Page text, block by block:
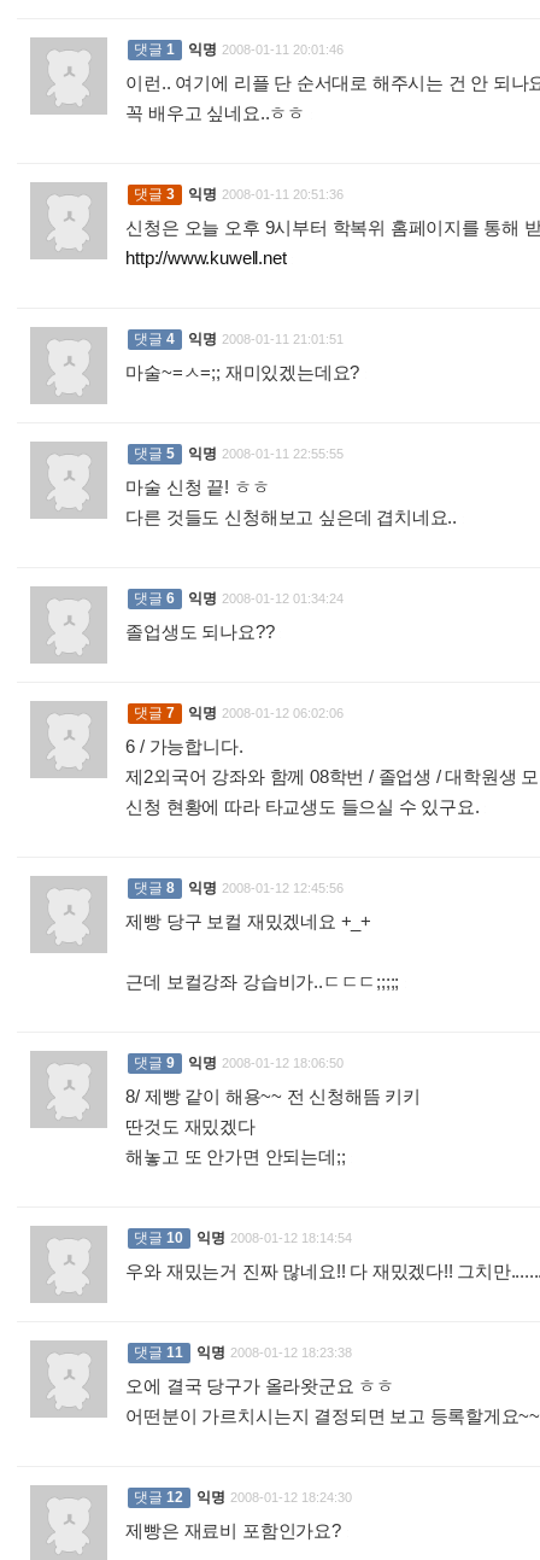
댓글 1 익명 2008-01-11 20:01:46
이런.. 여기에 리플 단 순서대로 해주시는 건 안 되나
꼭 배우고 싶네요..ㅎㅎ
댓글 3 익명 2008-01-11 20:51:36
신청은 오늘 오후 9시부터 학복위 홈페이지를 통해
http://www.kuwell.net
댓글 4 익명 2008-01-11 21:01:51
마술~=ㅅ=;; 재미있겠는데요?
댓글 5 익명 2008-01-11 22:55:55
마술 신청 끝! ㅎㅎ
다른 것들도 신청해보고 싶은데 겹치네요..
댓글 6 익명 2008-01-12 01:34:24
졸업생도 되나요??
댓글 7 익명 2008-01-12 06:02:06
6 / 가능합니다.
제2외국어 강좌와 함께 08학번 / 졸업생 / 대학원생
신청 현황에 따라 타교생도 들으실 수 있구요.
댓글 8 익명 2008-01-12 12:45:56
제빵 당구 보컬 재밌겠네요 +_+
근데 보컬강좌 강습비가..ㄷㄷㄷ;;;;;
댓글 9 익명 2008-01-12 18:06:50
8/ 제빵 같이 해용~~ 전 신청해뜸 키키
딴것도 재밌겠다
해놓고 또 안가면 안되는데;;
댓글 10 익명 2008-01-12 18:14:54
우와 재밌는거 진짜 많네요!! 다 재밌겠다!! 그치만
댓글 11 익명 2008-01-12 18:23:38
오에 결국 당구가 올라왓군요 ㅎㅎ
어떤분이 가르치시는지 결정되면 보고 등록할게요
댓글 12 익명 2008-01-12 18:24:30
제빵은 재료비 포함인가요?